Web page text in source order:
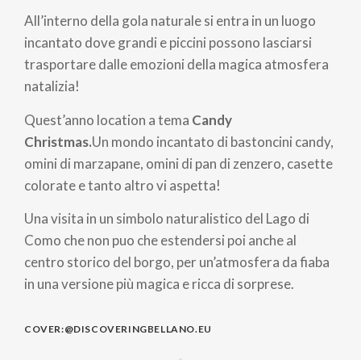
All’interno della gola naturale si entra in un luogo
incantato dove grandi e piccini possono lasciarsi
trasportare dalle emozioni della magica atmosfera
natalizia!
Quest’anno location a tema Candy
Christmas.Un mondo incantato di bastoncini candy,
omini di marzapane, omini di pan di zenzero, casette
colorate e tanto altro vi aspetta!
Una visita in un simbolo naturalistico del Lago di
Como che non puo che estendersi poi anche al
centro storico del borgo, per un’atmosfera da fiaba
in una versione più magica e ricca di sorprese.
COVER:@DISCOVERINGBELLANO.EU